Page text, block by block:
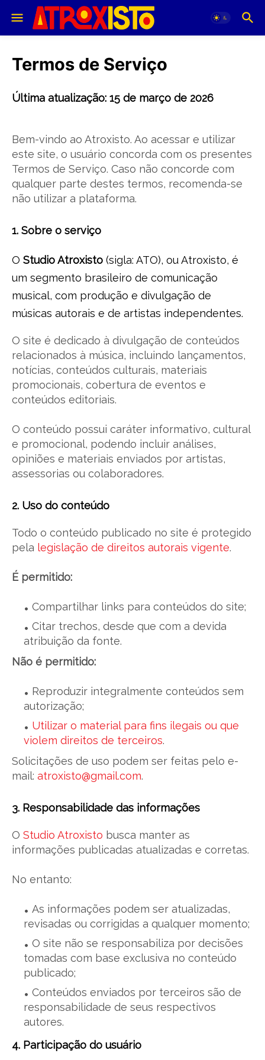
Termos de Serviço
Última atualização: 15 de março de 2026
Bem-vindo ao Atroxisto. Ao acessar e utilizar
este site, o usuário concorda com os presentes
Termos de Serviço. Caso não concorde com
qualquer parte destes termos, recomenda-se
não utilizar a plataforma.
1. Sobre o serviço
O Studio Atroxisto (sigla: ATO), ou Atroxisto, é
um segmento brasileiro de comunicação
musical, com produção e divulgação de
músicas autorais e de artistas independentes.
O site é dedicado à divulgação de conteúdos
relacionados à música, incluindo lançamentos,
notícias, conteúdos culturais, materiais
promocionais, cobertura de eventos e
conteúdos editoriais.
O conteúdo possui caráter informativo, cultural
e promocional, podendo incluir análises,
opiniões e materiais enviados por artistas,
assessorias ou colaboradores.
2. Uso do conteúdo
Todo o conteúdo publicado no site é protegido
pela legislação de direitos autorais vigente.
É permitido:
Compartilhar links para conteúdos do site;
Citar trechos, desde que com a devida
atribuição da fonte.
Não é permitido:
Reproduzir integralmente conteúdos sem
autorização;
Utilizar o material para fins ilegais ou que
violem direitos de terceiros.
Solicitações de uso podem ser feitas pelo e-
mail: atroxisto@gmail.com.
3. Responsabilidade das informações
O Studio Atroxisto busca manter as
informações publicadas atualizadas e corretas.
No entanto:
As informações podem ser atualizadas,
revisadas ou corrigidas a qualquer momento;
O site não se responsabiliza por decisões
tomadas com base exclusiva no conteúdo
publicado;
Conteúdos enviados por terceiros são de
responsabilidade de seus respectivos
autores.
4. Participação do usuário